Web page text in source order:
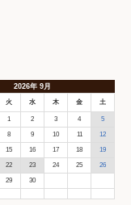
2026年9月
火 水 木 金 土
1 2 3 4 5
8 9 10 11 12
15 16 17 18 19
22 23 24 25 26
29 30